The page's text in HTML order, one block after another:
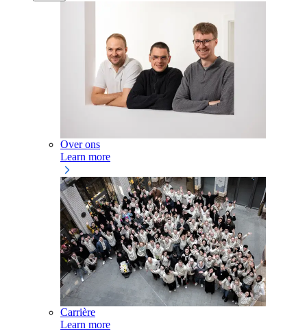
Over ons
Learn more
Carrière
Learn more